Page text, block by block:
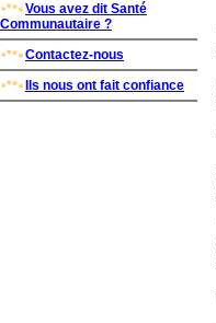
Vous avez dit Santé
Communautaire ?
Contactez-nous
Ils nous ont fait confiance